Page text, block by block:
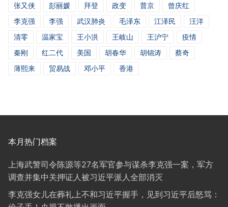
张又侠
彭丽媛 拜登 政变 普京
曾庆红
李克强
李强 武汉肺炎 毛泽东 江泽民
汪洋
清零
温家宝 王小洪 王岐山 王沪宁
疫情
秦刚
红二代 美国 胡春华 胡锦涛
蔡奇
薄熙来
贸易战 邓小平 香港
本月热门档案
上海武警司令陈源等27名军官参与谋杀李克强一案，军方
调查并集中关押证人被习近平派人全部消灭
李克强女儿在葬礼上不和习近平握手，见到习近平后怒骂：